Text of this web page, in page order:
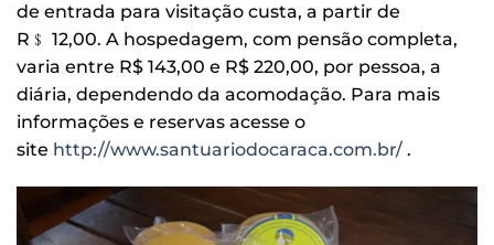
de entrada para visitação custa, a partir de
R﹩ 12,00. A hospedagem, com pensão completa,
varia entre R$ 143,00 e R$ 220,00, por pessoa, a
diária, dependendo da acomodação. Para mais
informações e reservas acesse o
site http://www.santuariodocaraca.com.br/ .